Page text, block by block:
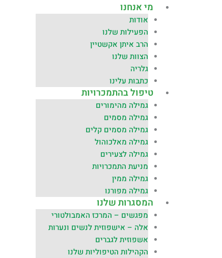
מי אנחנו
אודות
הפעילות שלנו
הרב איתן אקשטיין
הצוות שלנו
גלריה
כתבות עלינו
טיפול בהתמכרויות
גמילה מהימורים
גמילה מסמים
גמילה מסמים קלים
גמילה מאלכוהול
גמילה לצעירים
מניעת התמכרויות
גמילה ממין
גמילה מפורנו
המסגרות שלנו
מפגשים – המרכז האמבולטורי
אלה – אישפוזית לנשים ונערות
אשפוזית לגברים
הקהילות הטיפוליות שלנו